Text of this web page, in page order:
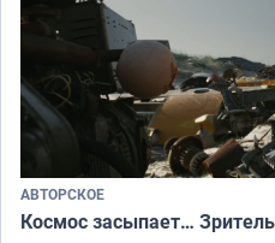
АВТОРСКОЕ
Космос засыпает…